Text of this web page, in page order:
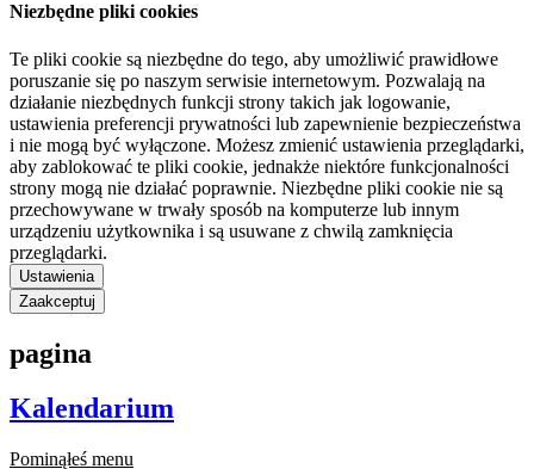
Niezbędne pliki cookies
Te pliki cookie są niezbędne do tego, aby umożliwić prawidłowe
poruszanie się po naszym serwisie internetowym. Pozwalają na
działanie niezbędnych funkcji strony takich jak logowanie,
ustawienia preferencji prywatności lub zapewnienie bezpieczeństwa
i nie mogą być wyłączone. Możesz zmienić ustawienia przeglądarki,
aby zablokować te pliki cookie, jednakże niektóre funkcjonalności
strony mogą nie działać poprawnie. Niezbędne pliki cookie nie są
przechowywane w trwały sposób na komputerze lub innym
urządzeniu użytkownika i są usuwane z chwilą zamknięcia
przeglądarki.
Ustawienia
Zaakceptuj
pagina
Kalendarium
Pominąłeś menu